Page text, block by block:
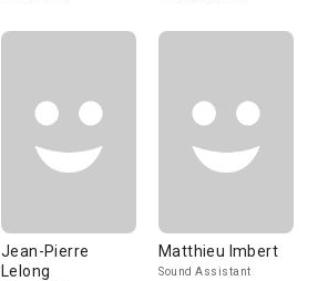
Jean-Pierre
Lelong
Matthieu Imbert
Sound Assistant